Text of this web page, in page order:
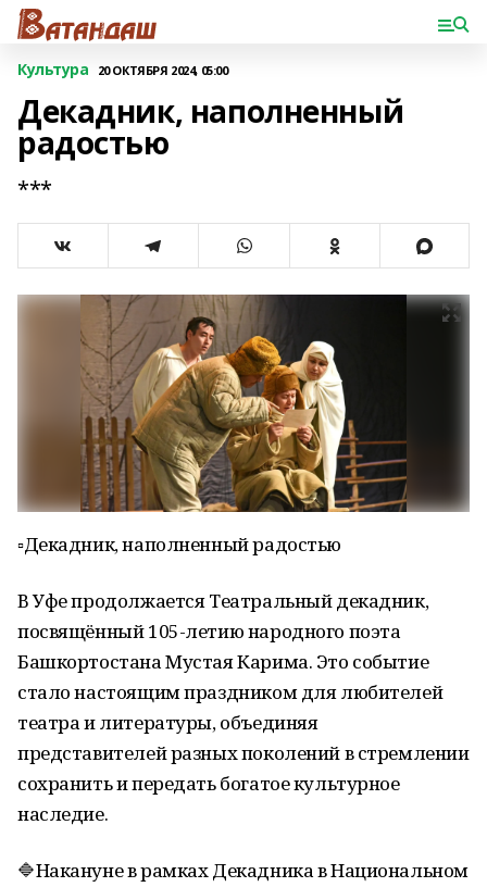
Культура 20 ОКТЯБРЯ 2024, 05:00
Декадник, наполненный
радостью
***
▫️Декадник, наполненный радостью
В Уфе продолжается Театральный декадник,
посвящённый 105-летию народного поэта
Башкортостана Мустая Карима. Это событие
стало настоящим праздником для любителей
театра и литературы, объединяя
представителей разных поколений в стремлении
сохранить и передать богатое культурное
наследие.
🔷Накануне в рамках Декадника в Национальном